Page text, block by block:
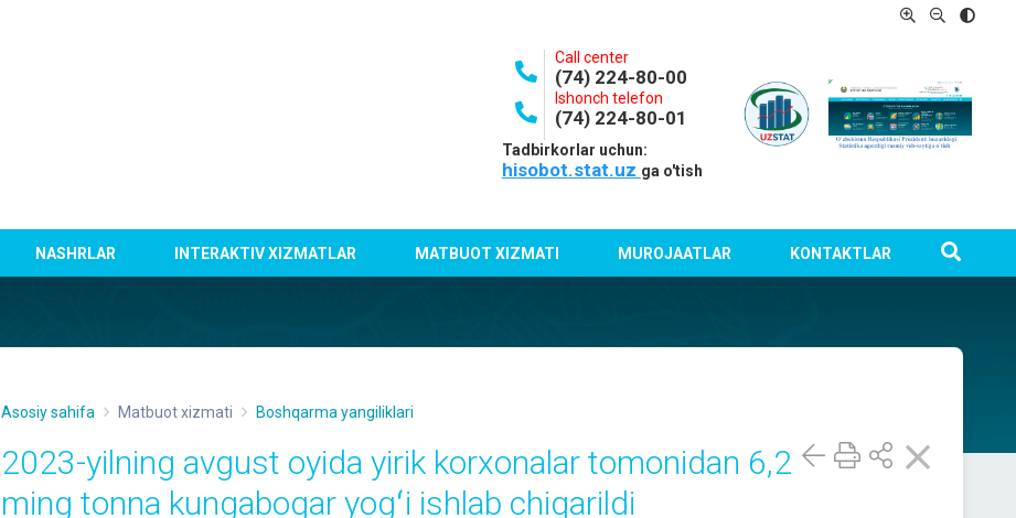
Call center
(74) 224-80-00
Ishonch telefon
(74) 224-80-01
Tadbirkorlar uchun:
hisobot.stat.uz ga o'tish
NASHRLAR INTERAKTIV XIZMATLAR MATBUOT XIZMATI MUROJAATLAR KONTAKTLAR
Asosiy sahifa Matbuot xizmati Boshqarma yangiliklari
2023-yilning avgust oyida yirik korxonalar tomonidan 6,2
ming tonna kungaboqar yogʻi ishlab chiqarildi